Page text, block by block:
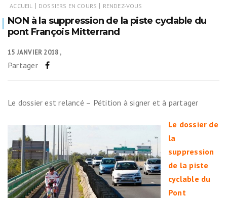
ACCUEIL | DOSSIERS EN COURS | RENDEZ-VOUS
NON à la suppression de la piste cyclable du
pont François Mitterrand
15 JANVIER 2018
Partager
Le dossier est relancé – Pétition à signer et à partager
Le dossier de
la
suppression
de la piste
cyclable du
Pont